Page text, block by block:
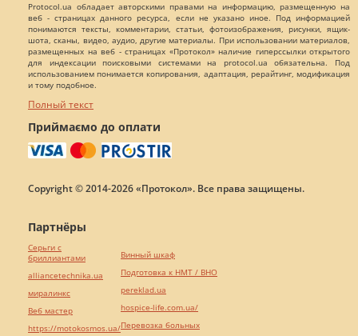
Protocol.ua обладает авторскими правами на информацию, размещенную на
веб - страницах данного ресурса, если не указано иное. Под информацией
понимаются тексты, комментарии, статьи, фотоизображения, рисунки, ящик-
шота, сканы, видео, аудио, другие материалы. При использовании материалов,
размещенных на веб - страницах «Протокол» наличие гиперссылки открытого
для индексации поисковыми системами на protocol.ua обязательна. Под
использованием понимается копирования, адаптация, рерайтинг, модификация
и тому подобное.
Полный текст
Приймаємо до оплати
Copyright © 2014-2026 «Протокол». Все права защищены.
Партнёры
Серьги с
бриллиантами
alliancetechnika.ua
миралинкс
Веб мастер
https://motokosmos.ua/
Винный шкаф
Подготовка к НМТ / ВНО
pereklad.ua
hospice-life.com.ua/
Перевозка больных